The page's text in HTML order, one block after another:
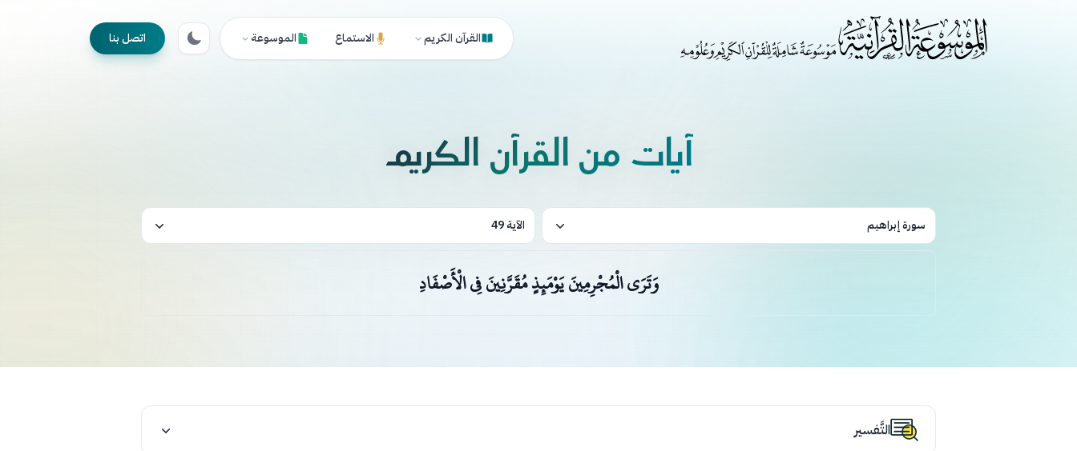
القرآن الكريم الاستماع الموسوعة اتصل بنا
آيات من القرآن الكريم
سورة إبراهيم الآية 49
وَتَرَى الْمُجْرِمِينَ يَوْمَئِذٍ مُقَرَّنِينَ فِي الْأَصْفَادِ
التَّفسير